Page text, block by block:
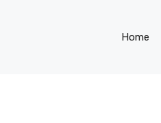
Home